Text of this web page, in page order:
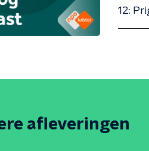
12:
afleveringen